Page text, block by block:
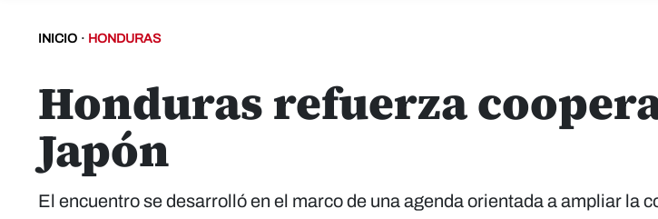
INICIO · HONDURAS
Honduras refuerza
Japón
El encuentro se desarrolló en el marco de una agenda orientada a ampliar la